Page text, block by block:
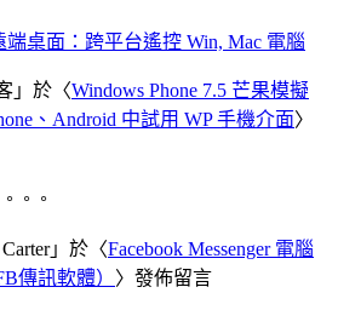
端桌面：跨平台遙控 Win, Mac 電腦
」於〈Windows Phone 7.5 芒果模擬
、Android 中試用 WP 手機介面〉
。。
」於〈Facebook Messenger 電腦
傳訊軟體）
〉發佈留言